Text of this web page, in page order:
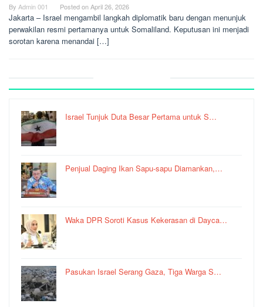
By Admin 001 Posted onApril 26, 2026
Jakarta – Israel mengambil langkah diplomatik baru dengan menunjuk
perwakilan resmi pertamanya untuk Somaliland. Keputusan ini menjadi
sorotan karena menandai […]
Israel Tunjuk Duta Besar Pertama untuk S…
Penjual Daging Ikan Sapu-sapu Diamankan,…
Waka DPR Soroti Kasus Kekerasan di Dayca…
Pasukan Israel Serang Gaza, Tiga Warga S…